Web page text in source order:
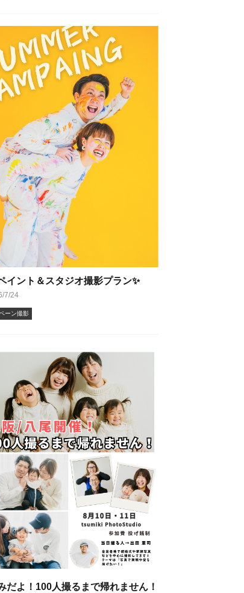
イント＆スタジオ撮影プラン✨
7/24
ーン撮影
だよ！100人撮るまで帰れません！